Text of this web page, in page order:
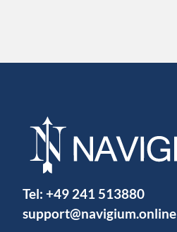
Tel: +49 241 513880
support@navigium.online